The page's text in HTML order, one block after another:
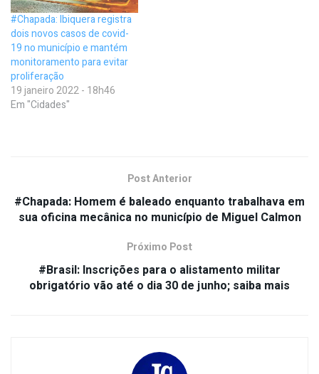
#Chapada: Ibiquera registra
dois novos casos de covid-
19 no município e mantém
monitoramento para evitar
proliferação
19 janeiro 2022 - 18h46
Em "Cidades"
Post Anterior
#Chapada: Homem é baleado enquanto trabalhava em
sua oficina mecânica no município de Miguel Calmon
Próximo Post
#Brasil: Inscrições para o alistamento militar
obrigatório vão até o dia 30 de junho; saiba mais